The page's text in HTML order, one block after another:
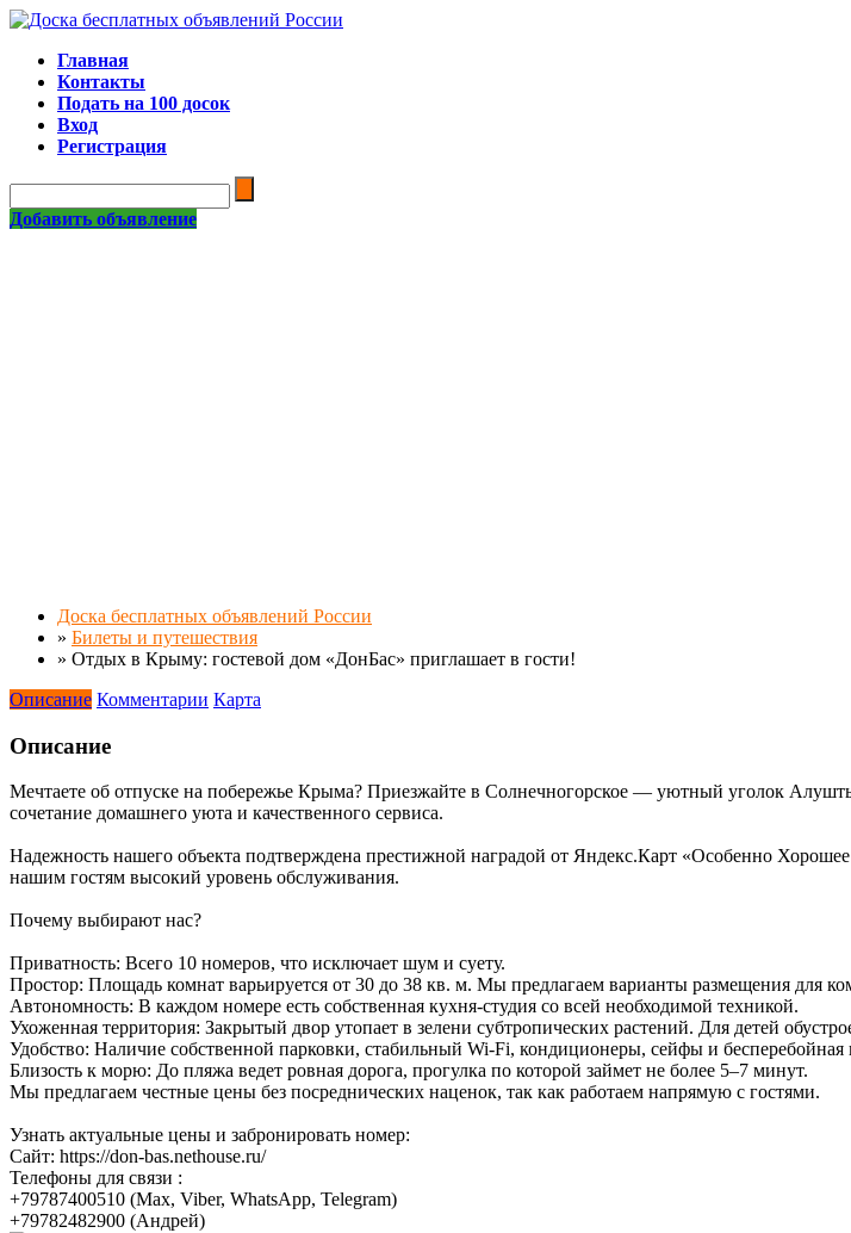
Главная
Контакты
Подать на 100 досок
Вход
Регистрация
Добавить объявление
Доска бесплатных объявлений России
» Билеты и путешествия
» Отдых в Крыму: гостевой дом «ДонБас» приглашает в гости!
Описание Комментарии Карта
Описание
Мечтаете об отпуске на побережье Крыма? Приезжайте в Солнечногорское — уютный уголок
сочетание домашнего уюта и качественного сервиса.
Надежность нашего объекта подтверждена престижной наградой от Яндекс.Карт «Особенно
нашим гостям высокий уровень обслуживания.
Почему выбирают нас?
Приватность: Всего 10 номеров, что исключает шум и суету.
Простор: Площадь комнат варьируется от 30 до 38 кв. м. Мы предлагаем варианты размещения для
Автономность: В каждом номере есть собственная кухня-студия со всей необходимой техникой.
Ухоженная территория: Закрытый двор утопает в зелени субтропических растений. Для детей
Удобство: Наличие собственной парковки, стабильный Wi-Fi, кондиционеры, сейфы и бесперебойная
Близость к морю: До пляжа ведет ровная дорога, прогулка по которой займет не более 5–7 минут.
Мы предлагаем честные цены без посреднических наценок, так как работаем напрямую с гостями.
Узнать актуальные цены и забронировать номер:
Сайт: https://don-bas.nethouse.ru/
Телефоны для связи :
+79787400510 (Мах, Viber, WhatsApp, Telegram)
+79782482900 (Андрей)